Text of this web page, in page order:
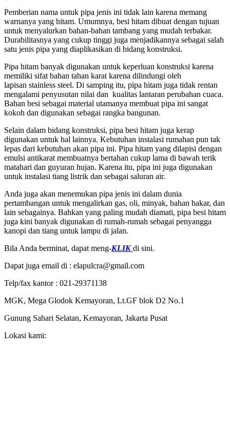
Pemberian nama untuk pipa jenis ini tidak lain karena memang
warnanya yang hitam. Umumnya, besi hitam dibuat dengan tujuan
untuk menyalurkan bahan-bahan tambang yang mudah terbakar.
Durabilitasnya yang cukup tinggi juga menjadikannya sebagai salah
satu jenis pipa yang diaplikasikan di bidang konstruksi.
Pipa hitam banyak digunakan untuk keperluan konstruksi karena
memiliki sifat bahan tahan karat karena dilindungi oleh
lapisan stainless steel. Di samping itu, pipa hitam juga tidak rentan
mengalami penyusutan nilai dan kualitas lantaran perubahan cuaca.
Bahan besi sebagai material utamanya membuat pipa ini sangat
kokoh dan digunakan sebagai rangka bangunan.
Selain dalam bidang konstruksi, pipa besi hitam juga kerap
digunakan untuk hal lainnya. Kebutuhan instalasi rumahan pun tak
lepas dari kebutuhan akan pipa ini. Pipa hitam yang dilapisi dengan
emulsi antikarat membuatnya bertahan cukup lama di bawah terik
matahari dan guyuran hujan. Karena itu, pipa ini juga digunakan
untuk instalasi tiang listrik dan sebagai saluran air.
Anda juga akan menemukan pipa jenis ini dalam dunia
pertambangan untuk mengalirkan gas, oli, minyak, bahan bakar, dan
lain sebagainya. Bahkan yang paling mudah diamati, pipa besi hitam
juga kini banyak digunakan di rumah-rumah sebagai penyangga
kanopi dan tiang untuk lampu di jalan.
Bila Anda berminat, dapat meng-KLIK di sini.
Dapat juga email di : elapulcra@gmail.com
Telp/fax kantor : 021-29371138
MGK, Mega Glodok Kemayoran, Lt.GF blok D2 No.1
Gunung Sahari Selatan, Kemayoran, Jakarta Pusat
Lokasi kami: